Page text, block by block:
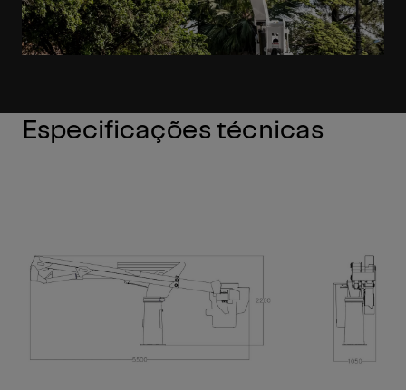
Especificações técnicas